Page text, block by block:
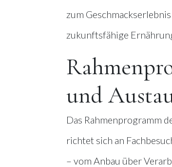
zum
zukunftsfähige
und
Das Rahmenprogramm
richtet sich an
– vom Anbau über